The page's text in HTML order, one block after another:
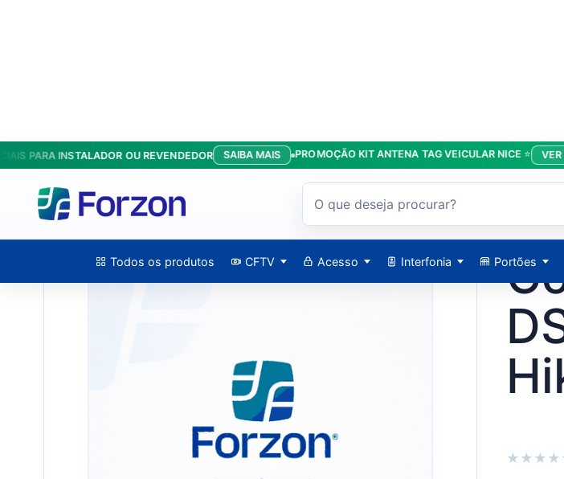
INSTALADOR OU REVENDEDOR SAIBA MAIS PROMOÇÃO KIT ANTENA TAG VEICULAR NICE ⭐ VER
Todos os produtos CFTV Acesso Interfonia Portões
Início/ Produtos /Controladoras/Controle De Acesso DS-K1T342MWX-E1 Hik
★ ★ ★ ★